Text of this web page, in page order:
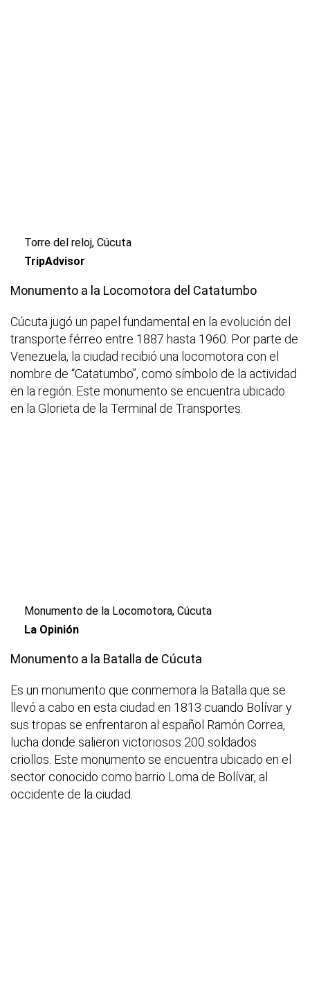
Torre del reloj, Cúcuta
TripAdvisor
Monumento a la Locomotora del Catatumbo
Cúcuta jugó un papel fundamental en la evolución del
transporte férreo entre 1887 hasta 1960. Por parte de
Venezuela, la ciudad recibió una locomotora con el
nombre de “Catatumbo”, como símbolo de la actividad
en la región. Este monumento se encuentra ubicado
en la Glorieta de la Terminal de Transportes.
Monumento de la Locomotora, Cúcuta
La Opinión
Monumento a la Batalla de Cúcuta
Es un monumento que conmemora la Batalla que se
llevó a cabo en esta ciudad en 1813 cuando Bolívar y
sus tropas se enfrentaron al español Ramón Correa,
lucha donde salieron victoriosos 200 soldados
criollos. Este monumento se encuentra ubicado en el
sector conocido como barrio Loma de Bolívar, al
occidente de la ciudad.